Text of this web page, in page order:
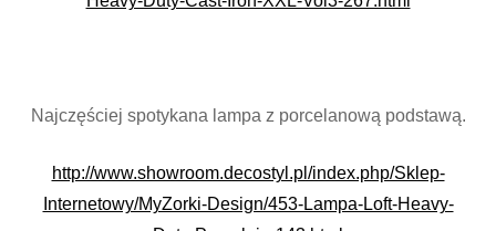
Najczęściej spotykana lampa z porcelanową podstawą.
http://www.showroom.decostyl.pl/index.php/Sklep-
Internetowy/MyZorki-Design/453-Lampa-Loft-Heavy-